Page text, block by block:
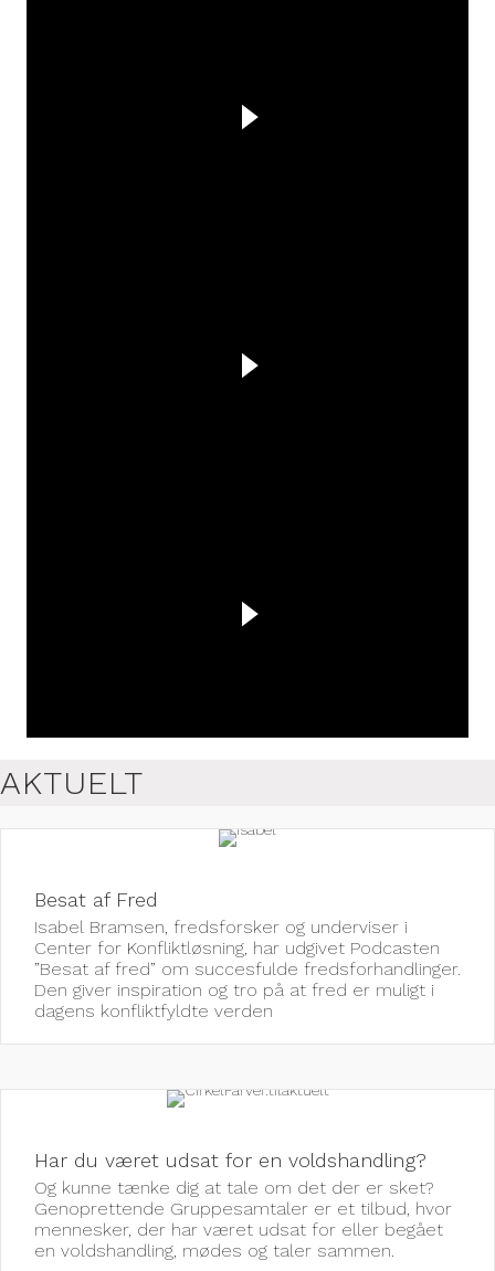
AKTUELT
Besat af Fred
Isabel Bramsen, fredsforsker og underviser i
Center for Konfliktløsning, har udgivet Podcasten
”Besat af fred” om succesfulde fredsforhandlinger.
Den giver inspiration og tro på at fred er muligt i
dagens konfliktfyldte verden
Har du været udsat for en voldshandling?
Og kunne tænke dig at tale om det der er sket?
Genoprettende Gruppesamtaler er et tilbud, hvor
mennesker, der har været udsat for eller begået
en voldshandling, mødes og taler sammen.